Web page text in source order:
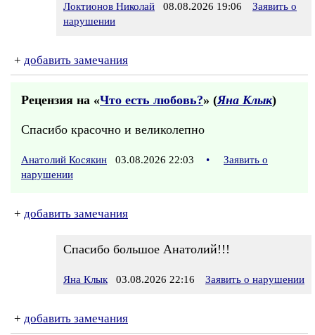
Локтионов Николай 08.08.2026 19:06
Заявить о
нарушении
+ добавить замечания
Рецензия на «Что есть любовь?» (Яна Клык)
Спасибо красочно и великолепно
Анатолий Косякин 03.08.2026 22:03 •
Заявить о
нарушении
+ добавить замечания
Спасибо большое Анатолий!!!
Яна Клык 03.08.2026 22:16 Заявить о нарушении
+ добавить замечания